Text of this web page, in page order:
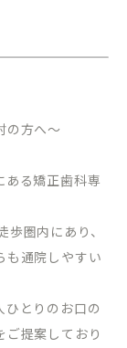
の方へ～
ある矯正歯科専
歩圏内にあり、
も通院しやすい
とりのお口の
提案しており